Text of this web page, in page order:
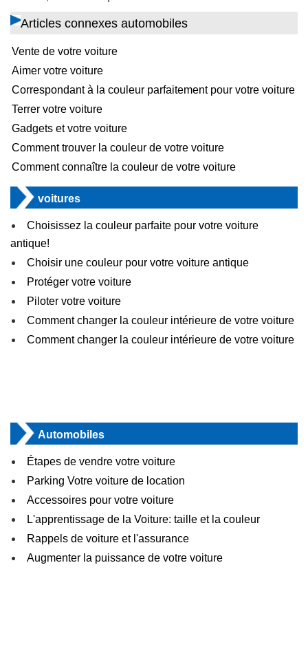
Articles connexes automobiles
Vente de votre voiture
Aimer votre voiture
Correspondant à la couleur parfaitement pour votre voiture
Terrer votre voiture
Gadgets et votre voiture
Comment trouver la couleur de votre voiture
Comment connaître la couleur de votre voiture
voitures
Choisissez la couleur parfaite pour votre voiture
antique!
Choisir une couleur pour votre voiture antique
Protéger votre voiture
Piloter votre voiture
Comment changer la couleur intérieure de votre voiture
Comment changer la couleur intérieure de votre voiture
Automobiles
Étapes de vendre votre voiture
Parking Votre voiture de location
Accessoires pour votre voiture
L'apprentissage de la Voiture: taille et la couleur
Rappels de voiture et l'assurance
Augmenter la puissance de votre voiture